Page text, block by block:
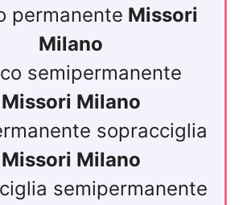
permanente Missori
Milano
semipermanente
Missori Milano
sopracciglia
Missori Milano
semipermanente